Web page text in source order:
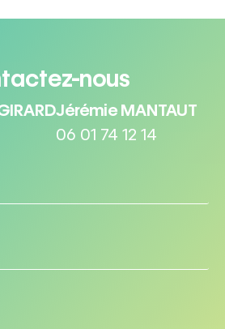
nous
Jérémie MANTAUT
06 01 74 12 14